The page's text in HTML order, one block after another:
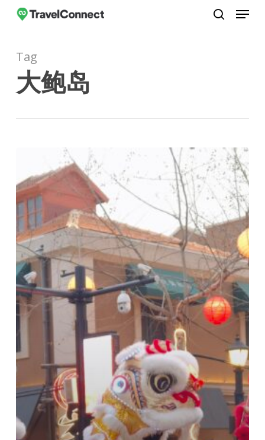
Skip
content
Menu
Tag
大鲍岛